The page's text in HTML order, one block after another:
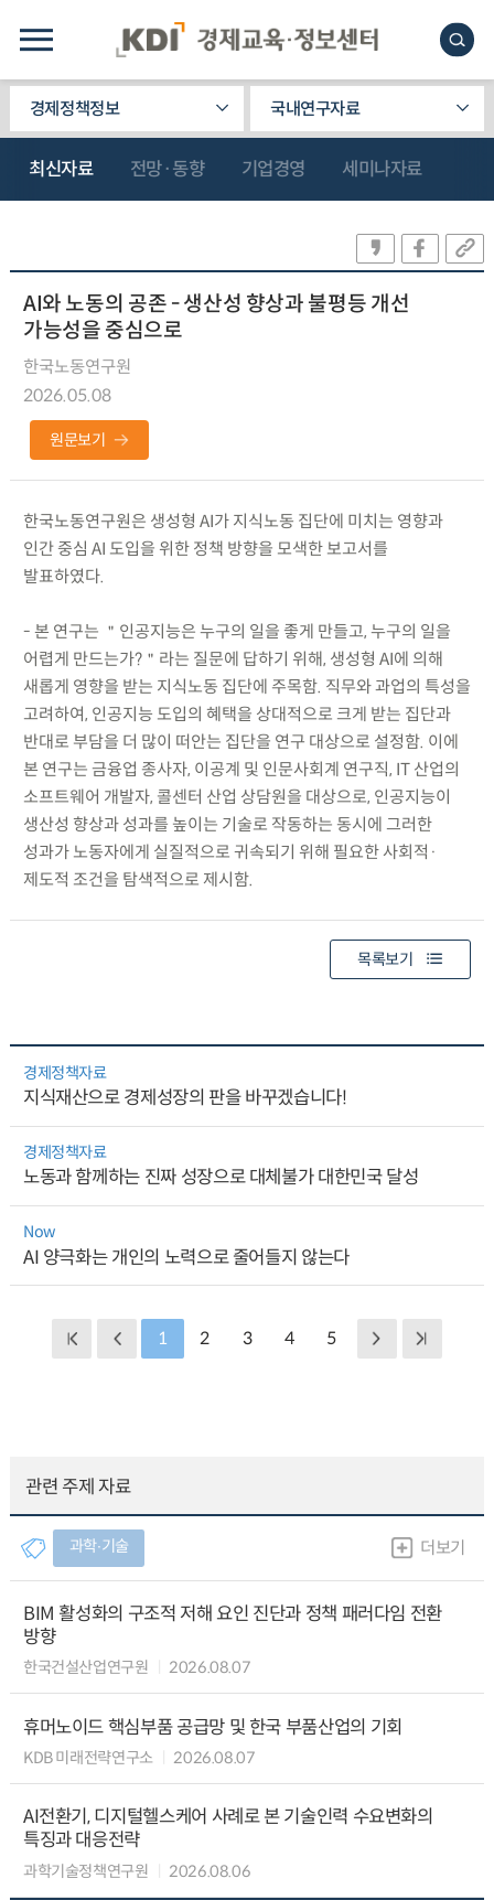
경제정책정보 국내연구자료
최신자료 전망·동향 기업경영 세미나자료
AI와 노동의 공존 - 생산성 향상과 불평등 개선
가능성을 중심으로
한국노동연구원
2026.05.08
원문보기
한국노동연구원은 생성형 AI가 지식노동 집단에 미치는 영향과
인간 중심 AI 도입을 위한 정책 방향을 모색한 보고서를
발표하였다.
- 본 연구는 ＂인공지능은 누구의 일을 좋게 만들고, 누구의 일을
어렵게 만드는가?＂라는 질문에 답하기 위해, 생성형 AI에 의해
새롭게 영향을 받는 지식노동 집단에 주목함. 직무와 과업의 특성을
고려하여, 인공지능 도입의 혜택을 상대적으로 크게 받는 집단과
반대로 부담을 더 많이 떠안는 집단을 연구 대상으로 설정함. 이에
본 연구는 금융업 종사자, 이공계 및 인문사회계 연구직, IT 산업의
소프트웨어 개발자, 콜센터 산업 상담원을 대상으로, 인공지능이
생산성 향상과 성과를 높이는 기술로 작동하는 동시에 그러한
성과가 노동자에게 실질적으로 귀속되기 위해 필요한 사회적·
제도적 조건을 탐색적으로 제시함.
목록보기
경제정책자료
지식재산으로 경제성장의 판을 바꾸겠습니다!
경제정책자료
노동과 함께하는 진짜 성장으로 대체불가 대한민국 달성
Now
AI 양극화는 개인의 노력으로 줄어들지 않는다
1 2 3 4 5
관련 주제 자료
과학∙기술 더보기
BIM 활성화의 구조적 저해 요인 진단과 정책 패러다임 전환
방향
한국건설산업연구원 2026.08.07
휴머노이드 핵심부품 공급망 및 한국 부품산업의 기회
KDB 미래전략연구소 2026.08.07
AI전환기, 디지털헬스케어 사례로 본 기술인력 수요변화의
특징과 대응전략
과학기술정책연구원 2026.08.06